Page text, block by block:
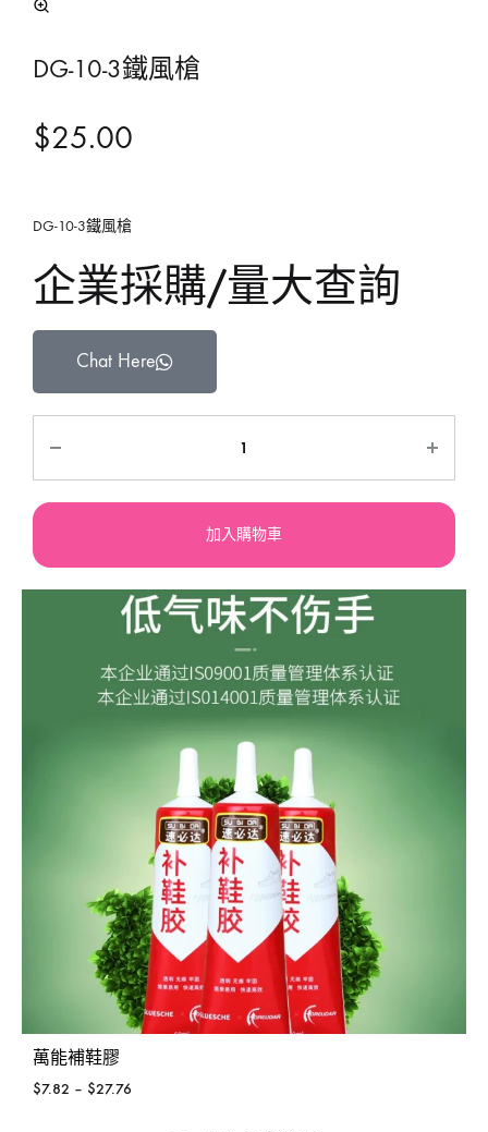
DG-10-3鐵風槍
$25.00
DG-10-3鐵風槍
企業採購/量大查詢
Chat Here
加入購物車
萬能補鞋膠
$7.82 – $27.76